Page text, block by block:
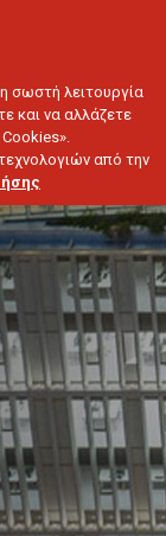
ΤΑΞΙΔΙ ΣΚΑΦΟΣ
σωστή λειτουργία
και να αλλάζετε
από την